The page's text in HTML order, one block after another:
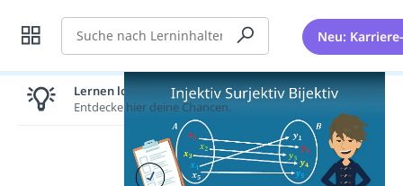
Suche Neu:
Lernen lohnt sich!
Entdecke hier deine Chancen.